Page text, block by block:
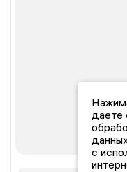
даете
с